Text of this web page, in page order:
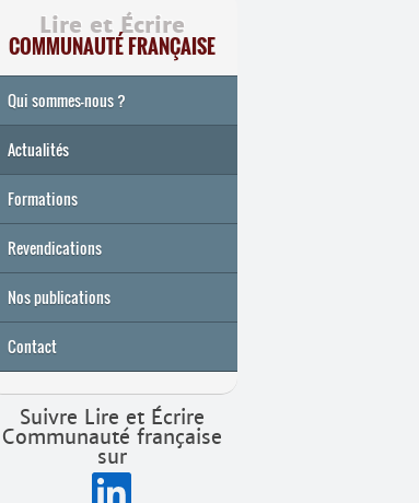
Lire et Écrire
COMMUNAUTÉ FRANÇAISE
Qui sommes-nous ?
Actualités
Formations
Archives
Université de printemps 2026
Revendications
Nos publications
Contact
Suivre Lire et Écrire
Communauté française
sur